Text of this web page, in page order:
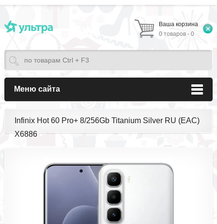
Ваша корзина
0 товаров - 0
Меню сайта
Infinix Hot 60 Pro+ 8/256Gb Titanium Silver RU (EAC)
X6886